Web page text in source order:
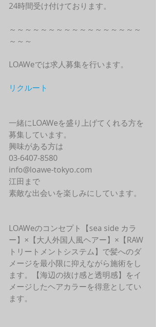
24時間受け付けております。
～～～～～～～～～～～～～～～～～
～～～
LOAWeでは求人募集を行います。
リクルート
一緒にLOAWeを盛り上げてくれる方を
募集しています。
興味がある方は
03-6407-8580
info@loawe-tokyo.com
江田まで
素敵な出会いを楽しみにしています。
LOAWeのコンセプト【sea side カラ
ー】×【大人外国人風ヘアー】×【RAW
トリートメントシステム】で髪へのダ
メージを最小限に抑えながら施術をし
ます。【海辺の抜け感と透明感】をイ
メージしたヘアカラーを得意としてい
ます。